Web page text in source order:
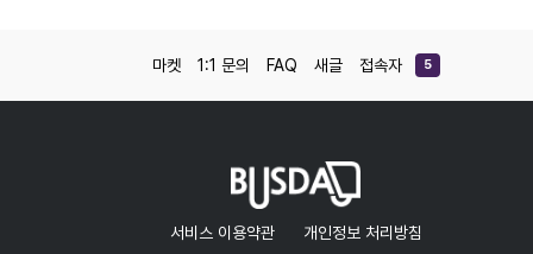
마켓 1:1 문의 FAQ 새글 접속자 5
서비스 이용약관 개인정보 처리방침